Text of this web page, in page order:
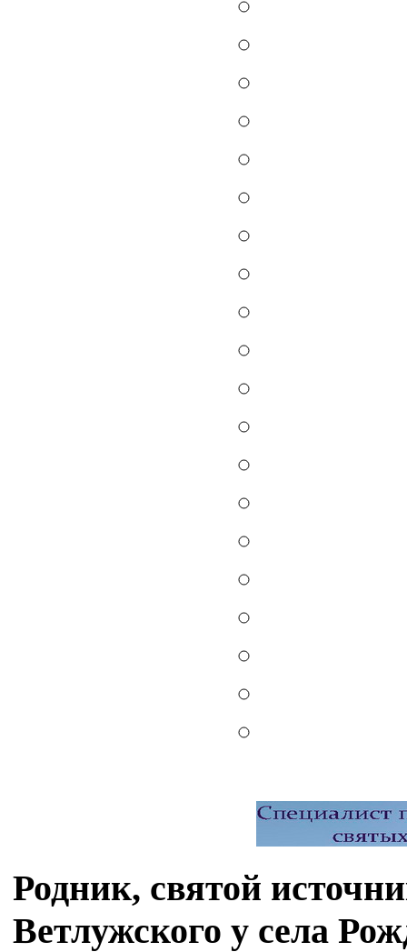
Родник, святой
Ветлужского у села